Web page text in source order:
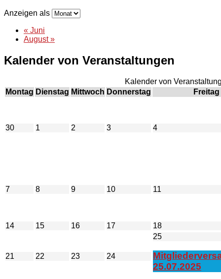
Anzeigen als
« Juni
August»
Kalender von Veranstaltungen
Kalender von
Montag Dienstag Mittwoch Donnerstag Freitag
30 1 2 3 4
7 8 9 10 11
14 15 16 17 18
21 22 23 24
25
25.07.2025